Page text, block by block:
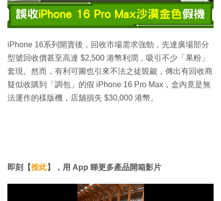
iPhone 16系列開賣後，回收市場需求強勁，先達廣場部分
型號回收價甚至高達 $2,500 港幣利潤，吸引不少「果粉」
套現。然而，有利可圖也引來不法之徒覬覦，傳出有回收商
疑似收購到「調包」的假 iPhone 16 Pro Max，盒內竟是無
法運作的樣版機，店舖損失 $30,000 港幣。
即刻【按此】，用 App 睇更多產品開箱影片